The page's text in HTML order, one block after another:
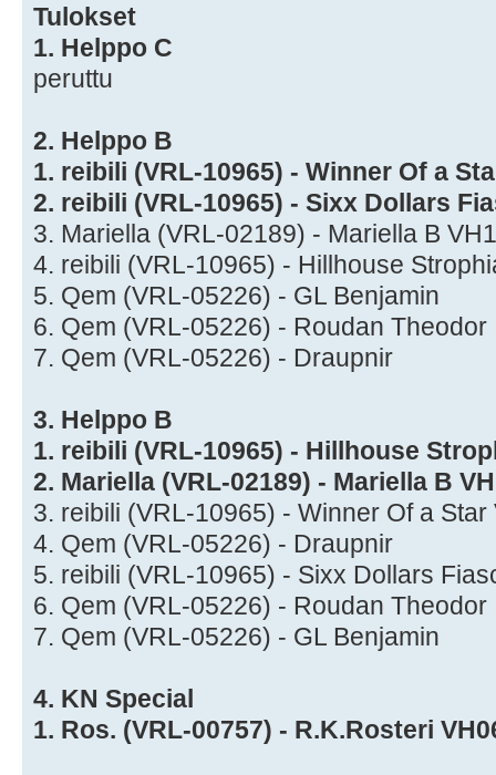
Tulokset
1. Helppo C
peruttu
2. Helppo B
1. reibili (VRL-10965) - Winner Of a
2. reibili (VRL-10965) - Sixx Dollars
3. Mariella (VRL-02189) - Mariella B
4. reibili (VRL-10965) - Hillhouse
5. Qem (VRL-05226) - GL Benjamin
6. Qem (VRL-05226) - Roudan Theodor
7. Qem (VRL-05226) - Draupnir
3. Helppo B
1. reibili (VRL-10965) - Hillhouse
2. Mariella (VRL-02189) - Mariella B
3. reibili (VRL-10965) - Winner Of a
4. Qem (VRL-05226) - Draupnir
5. reibili (VRL-10965) - Sixx Dollars
6. Qem (VRL-05226) - Roudan Theodor
7. Qem (VRL-05226) - GL Benjamin
4. KN Special
1. Ros. (VRL-00757) - R.K.Rosteri